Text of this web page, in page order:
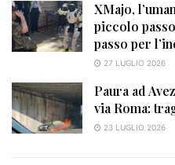
XMajo,
piccolo
passo per
27 LUGLIO 2026
Paura ad
via Roma:
23 LUGLIO 2026